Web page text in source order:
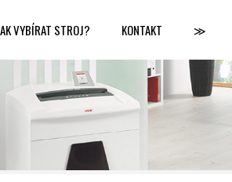
VYBÍRAT STROJ? KONTAKT ≫